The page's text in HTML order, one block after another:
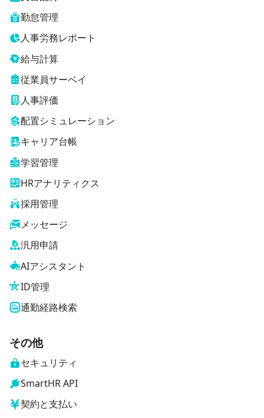
勤怠管理
人事労務レポート
給与計算
従業員サーベイ
人事評価
配置シミュレーション
キャリア台帳
学習管理
HRアナリティクス
採用管理
メッセージ
汎用申請
AIアシスタント
ID管理
通勤経路検索
その他
セキュリティ
SmartHR API
契約と支払い